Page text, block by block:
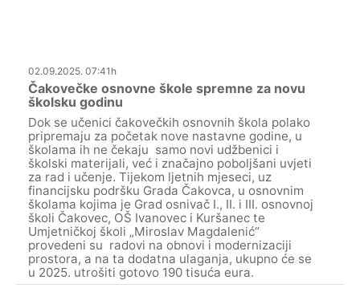
02.09.2025. 07:41h
Čakovečke osnovne škole spremne za novu
školsku godinu
Dok se učenici čakovečkih osnovnih škola polako
pripremaju za početak nove nastavne godine, u
školama ih ne čekaju samo novi udžbenici i
školski materijali, već i značajno poboljšani uvjeti
za rad i učenje. Tijekom ljetnih mjeseci, uz
financijsku podršku Grada Čakovca, u osnovnim
školama kojima je Grad osnivač I., II. i III. osnovnoj
školi Čakovec, OŠ Ivanovec i Kuršanec te
Umjetničkoj školi „Miroslav Magdalenić“
provedeni su radovi na obnovi i modernizaciji
prostora, a na ta dodatna ulaganja, ukupno će se
u 2025. utrošiti gotovo 190 tisuća eura.